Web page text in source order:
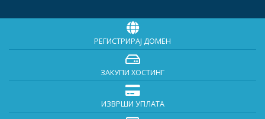
РЕГИСТРИРАЈ ДОМЕН
ЗАКУПИ ХОСТИНГ
ИЗВРШИ УПЛАТА